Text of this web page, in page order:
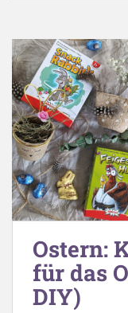
Ostern:
für das
DIY)